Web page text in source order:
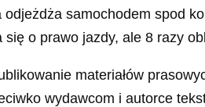
samochodem spod
o prawo jazdy, ale 8 razy
materiałów
wydawcom i autorce